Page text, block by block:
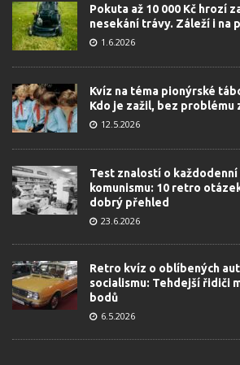
Pokuta až 10 000 Kč hrozí
nesekání trávy. Záleží i na
1.6.2026
Kvíz na téma pionýrské
Kdo je zažil, bez problému
12.5.2026
Test znalostí o
komunismu: 10 retro
dobrý přehled
23.6.2026
Retro kvíz o oblíbených
socialismu: Tehdejší řidiči
bodů
6.5.2026